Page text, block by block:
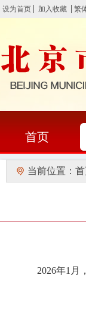
设为首页 加入收藏 繁
首页
当前位置：
2026年1月，